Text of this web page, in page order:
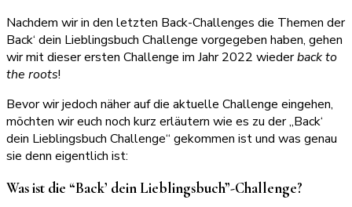
Nachdem wir in den letzten Back-Challenges die Themen der
Back‘ dein Lieblingsbuch Challenge vorgegeben haben, gehen
wir mit dieser ersten Challenge im Jahr 2022 wiederback to
the roots!
Bevor wir jedoch näher auf die aktuelle Challenge eingehen,
möchten wir euch noch kurz erläutern wie es zu der „Back‘
dein Lieblingsbuch Challenge“ gekommen ist und was genau
sie denn eigentlich ist:
Was ist die “Back’ dein Lieblingsbuch”-Challenge?